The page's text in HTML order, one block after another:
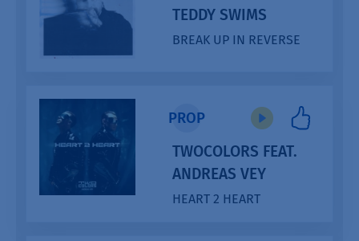
TEDDY SWIMS
BREAK UP IN REVERSE
PROP
TWOCOLORS FEAT.
ANDREAS VEY
HEART 2 HEART